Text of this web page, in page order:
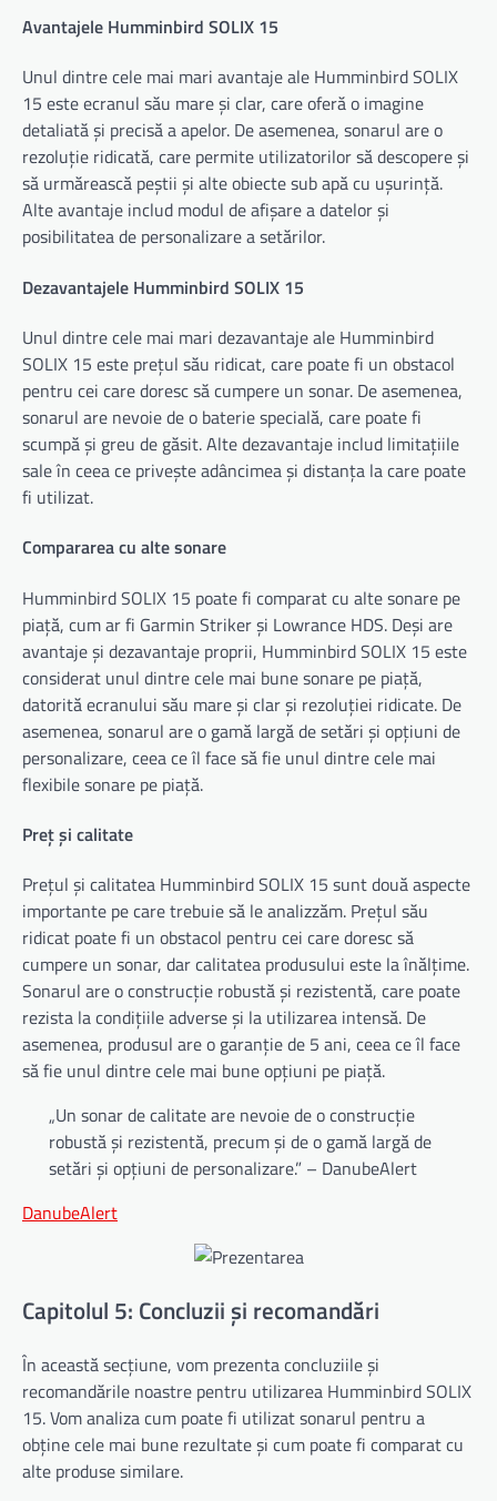
Avantajele Humminbird SOLIX 15
Unul dintre cele mai mari avantaje ale Humminbird SOLIX
15 este ecranul său mare și clar, care oferă o imagine
detaliată și precisă a apelor. De asemenea, sonarul are o
rezoluție ridicată, care permite utilizatorilor să descopere și
să urmărească peștii și alte obiecte sub apă cu ușurință.
Alte avantaje includ modul de afișare a datelor și
posibilitatea de personalizare a setărilor.
Dezavantajele Humminbird SOLIX 15
Unul dintre cele mai mari dezavantaje ale Humminbird
SOLIX 15 este prețul său ridicat, care poate fi un obstacol
pentru cei care doresc să cumpere un sonar. De asemenea,
sonarul are nevoie de o baterie specială, care poate fi
scumpă și greu de găsit. Alte dezavantaje includ limitațiile
sale în ceea ce privește adâncimea și distanța la care poate
fi utilizat.
Compararea cu alte sonare
Humminbird SOLIX 15 poate fi comparat cu alte sonare pe
piață, cum ar fi Garmin Striker și Lowrance HDS. Deși are
avantaje și dezavantaje proprii, Humminbird SOLIX 15 este
considerat unul dintre cele mai bune sonare pe piață,
datorită ecranului său mare și clar și rezoluției ridicate. De
asemenea, sonarul are o gamă largă de setări și opțiuni de
personalizare, ceea ce îl face să fie unul dintre cele mai
flexibile sonare pe piață.
Preț și calitate
Prețul și calitatea Humminbird SOLIX 15 sunt două aspecte
importante pe care trebuie să le analizzăm. Prețul său
ridicat poate fi un obstacol pentru cei care doresc să
cumpere un sonar, dar calitatea produsului este la înălțime.
Sonarul are o construcție robustă și rezistentă, care poate
rezista la condițiile adverse și la utilizarea intensă. De
asemenea, produsul are o garanție de 5 ani, ceea ce îl face
să fie unul dintre cele mai bune opțiuni pe piață.
„Un sonar de calitate are nevoie de o construcție
robustă și rezistentă, precum și de o gamă largă de
setări și opțiuni de personalizare.” – DanubeAlert
DanubeAlert
Capitolul 5: Concluzii și recomandări
În această secțiune, vom prezenta concluziile și
recomandările noastre pentru utilizarea Humminbird SOLIX
15. Vom analiza cum poate fi utilizat sonarul pentru a
obține cele mai bune rezultate și cum poate fi comparat cu
alte produse similare.